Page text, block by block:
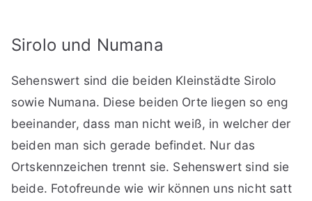
Sirolo und Numana
Sehenswert sind die beiden Kleinstädte Sirolo
sowie Numana. Diese beiden Orte liegen so eng
beeinander, dass man nicht weiß, in welcher der
beiden man sich gerade befindet. Nur das
Ortskennzeichen trennt sie. Sehenswert sind sie
beide. Fotofreunde wie wir können uns nicht satt